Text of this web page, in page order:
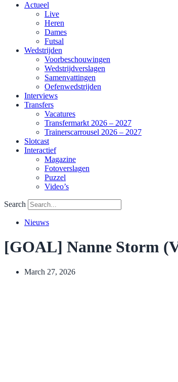
Actueel
Live
Heren
Dames
Futsal
Wedstrijden
Voorbeschouwingen
Wedstrijdverslagen
Samenvattingen
Oefenwedstrijden
Interviews
Transfers
Vacatures
Transfermarkt 2026 – 2027
Trainerscarrousel 2026 – 2027
Slotcast
Interactief
Magazine
Fotoverslagen
Puzzel
Video’s
Search
Nieuws
[GOAL] Nanne Storm
March 27, 2026